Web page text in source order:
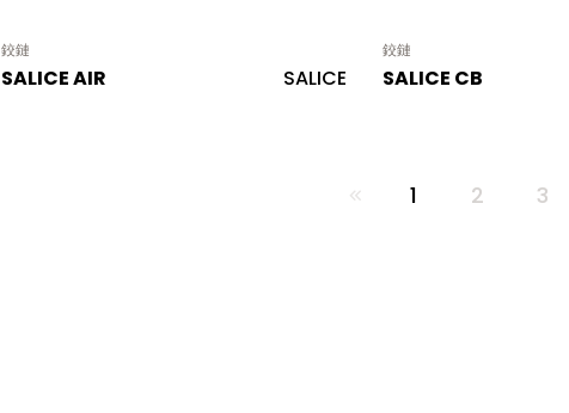
鉸鏈
SALICE AIR SALICE
鉸鏈
SALICE CB
1 2 3